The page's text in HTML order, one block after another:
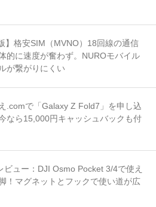
】格安SIM（MVNO）18回線の通信
に速度が奮わず。NUROモバイル
が繋がりにくい
.comで「Galaxy Z Fold7」を申し込
なら15,000円キャッシュバックも付
ビュー：DJI Osmo Pocket 3/4で使え
！マグネットとフックで使い道が広